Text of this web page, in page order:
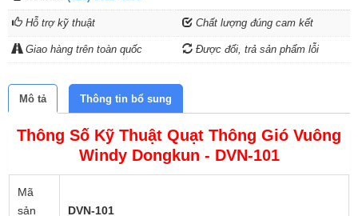
Hỗ trợ kỹ thuật Chất lượng đúng cam kết
Giao hàng trên toàn quốc Được đổi, trả sản phẩm lỗi
Mô tả Thông tin bổ sung
Thông Số Kỹ Thuật Quạt Thông Gió Vuông
Windy Dongkun - DVN-101
Mã
sản
DVN-101